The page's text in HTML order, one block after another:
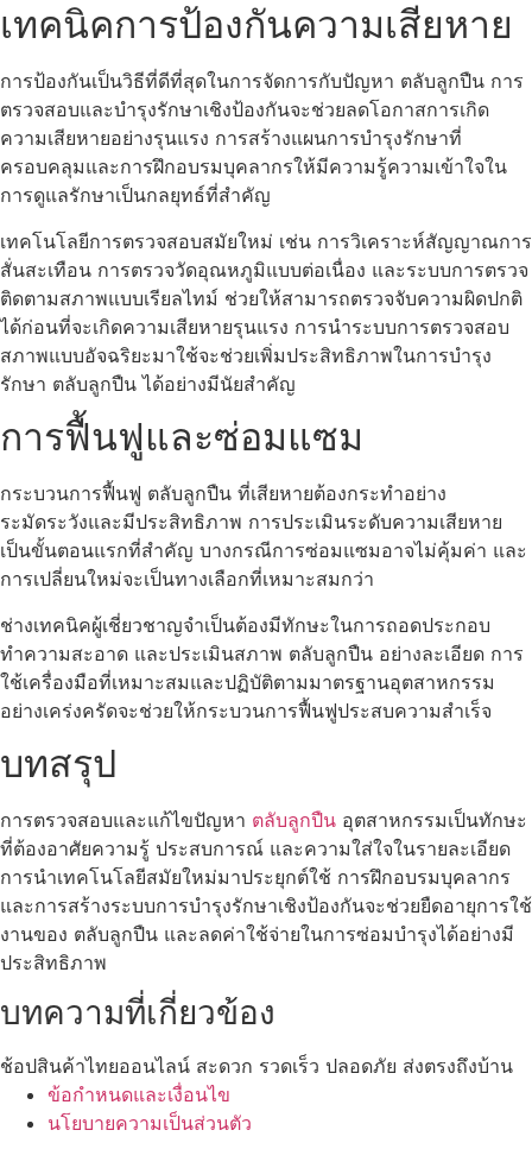
เทคนิคการป้องกันความเสียหาย
การป้องกันเป็นวิธีที่ดีที่สุดในการจัดการกับปัญหา ตลับลูกปืน การ
ตรวจสอบและบำรุงรักษาเชิงป้องกันจะช่วยลดโอกาสการเกิด
ความเสียหายอย่างรุนแรง การสร้างแผนการบำรุงรักษาที่
ครอบคลุมและการฝึกอบรมบุคลากรให้มีความรู้ความเข้าใจใน
การดูแลรักษาเป็นกลยุทธ์ที่สำคัญ
เทคโนโลยีการตรวจสอบสมัยใหม่ เช่น การวิเคราะห์สัญญาณการ
สั่นสะเทือน การตรวจวัดอุณหภูมิแบบต่อเนื่อง และระบบการตรวจ
ติดตามสภาพแบบเรียลไทม์ ช่วยให้สามารถตรวจจับความผิดปกติ
ได้ก่อนที่จะเกิดความเสียหายรุนแรง การนำระบบการตรวจสอบ
สภาพแบบอัจฉริยะมาใช้จะช่วยเพิ่มประสิทธิภาพในการบำรุง
รักษา ตลับลูกปืน ได้อย่างมีนัยสำคัญ
การฟื้นฟูและซ่อมแซม
กระบวนการฟื้นฟู ตลับลูกปืน ที่เสียหายต้องกระทำอย่าง
ระมัดระวังและมีประสิทธิภาพ การประเมินระดับความเสียหาย
เป็นขั้นตอนแรกที่สำคัญ บางกรณีการซ่อมแซมอาจไม่คุ้มค่า และ
การเปลี่ยนใหม่จะเป็นทางเลือกที่เหมาะสมกว่า
ช่างเทคนิคผู้เชี่ยวชาญจำเป็นต้องมีทักษะในการถอดประกอบ
ทำความสะอาด และประเมินสภาพ ตลับลูกปืน อย่างละเอียด การ
ใช้เครื่องมือที่เหมาะสมและปฏิบัติตามมาตรฐานอุตสาหกรรม
อย่างเคร่งครัดจะช่วยให้กระบวนการฟื้นฟูประสบความสำเร็จ
บทสรุป
การตรวจสอบและแก้ไขปัญหา ตลับลูกปืน อุตสาหกรรมเป็นทักษะ
ที่ต้องอาศัยความรู้ ประสบการณ์ และความใส่ใจในรายละเอียด
การนำเทคโนโลยีสมัยใหม่มาประยุกต์ใช้ การฝึกอบรมบุคลากร
และการสร้างระบบการบำรุงรักษาเชิงป้องกันจะช่วยยืดอายุการใช้
งานของ ตลับลูกปืน และลดค่าใช้จ่ายในการซ่อมบำรุงได้อย่างมี
ประสิทธิภาพ
บทความที่เกี่ยวข้อง
ช้อปสินค้าไทยออนไลน์ สะดวก รวดเร็ว ปลอดภัย ส่งตรงถึงบ้าน
ข้อกำหนดและเงื่อนไข
นโยบายความเป็นส่วนตัว